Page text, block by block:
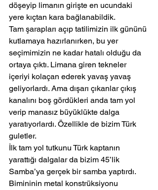
döşeyip limanın girişte en ucundaki
yere kıçtan kara bağlanabildik.
Tam şarapları açıp tatilimizin ilk gününü
kutlamaya hazırlanırken, bu yer
seçimimizin ne kadar hatalı olduğu da
ortaya çıktı. Limana giren tekneler
içeriyi kolaçan ederek yavaş yavaş
geliyorlardı. Ama dışarı çıkanlar çıkış
kanalını boş gördükleri anda tam yol
verip manasız büyüklükte dalga
yaratıyorlardı. Özellikle de bizim Türk
guletler.
İlk tam yol tutkunu Türk kaptanın
yarattığı dalgalar da bizim 45’lik
Samba’ya gerçek bir samba yaptırdı.
Bimininin metal konstrüksiyonu